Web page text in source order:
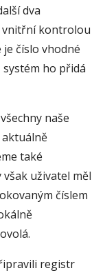
dva
vnitřní kontrolou
číslo vhodné
ho přidá
naše
aktuálně
také
však uživatel měl
číslem
registr